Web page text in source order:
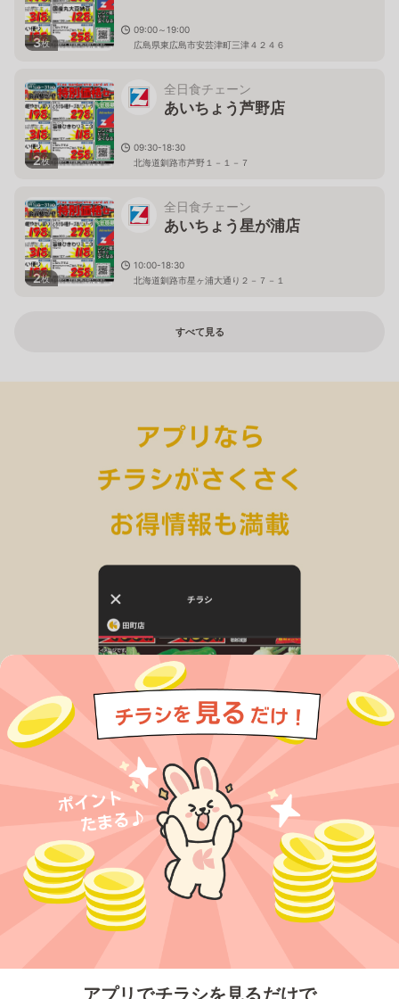
アプリでチラシを見るだけで
3枚
09:00～19:00
広島県東広島市安芸津町三津４２４６
2枚
全日食チェーン
あいちょう芦野店
09:30-18:30
北海道釧路市芦野１－１－７
2枚
全日食チェーン
あいちょう星が浦店
10:00-18:30
北海道釧路市星ヶ浦大通り２－７－１
すべて見る